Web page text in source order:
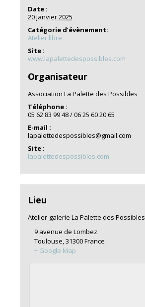
Date :
20 janvier 2025
Catégorie d’évènement:
Atelier libre
Site :
www.lapalettedespossibles.com
Organisateur
Association La Palette des Possibles
Téléphone :
05 62 83 99 48 / 06 25 60 20 65
E-mail :
lapalettedespossibles@gmail.com
Site :
lapalettedespossibles.com
Lieu
Atelier-galerie La Palette des Possibles
9 avenue de Lombez
Toulouse,31300France
+ Google Map